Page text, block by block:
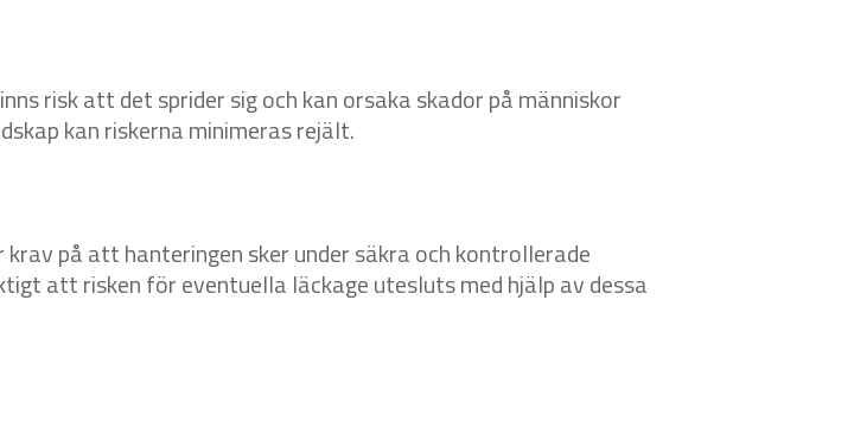
risk att det sprider sig och kan orsaka skador på människor
kan riskerna minimeras rejält.
på att hanteringen sker under säkra och kontrollerade
att risken för eventuella läckage utesluts med hjälp av dessa